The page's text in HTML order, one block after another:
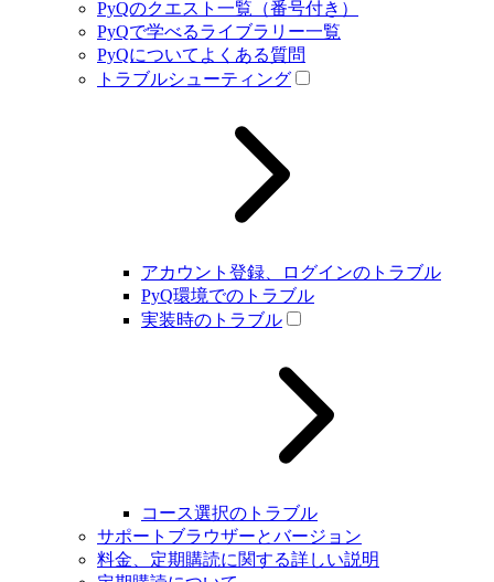
PyQのクエスト一覧（番号付き）
PyQで学べるライブラリー一覧
PyQについてよくある質問
トラブルシューティング
アカウント登録、ログインのトラブル
PyQ環境でのトラブル
実装時のトラブル
コース選択のトラブル
サポートブラウザーとバージョン
料金、定期購読に関する詳しい説明